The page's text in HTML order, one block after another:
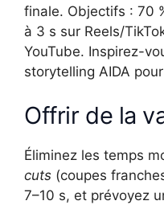
finale. Objectifs : 70
à 3 s sur Reels/
YouTube. Inspirez-
storytelling AIDA
Offrir de la
Éliminez les temps
cuts (coupes
7–10 s, et prévoyez